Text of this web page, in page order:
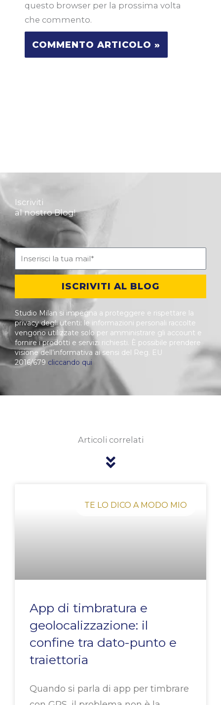
questo browser per la prossima volta
che commento.
Iscriviti
al nostro Blog!
ISCRIVITI AL BLOG
Studio Milan si impegna a proteggere e rispettare la
privacy degli utenti: le informazioni personali raccolte
vengono utilizzate solo per amministrare gli account e
fornire i prodotti e servizi richiesti. È possibile prendere
visione dell’informativa ai sensi del Reg. EU
2016/679 cliccando qui
Articoli correlati
TE LO DICO A MODO MIO
App di timbratura e
geolocalizzazione: il
confine tra dato-punto e
traiettoria
Quando si parla di app per timbrare